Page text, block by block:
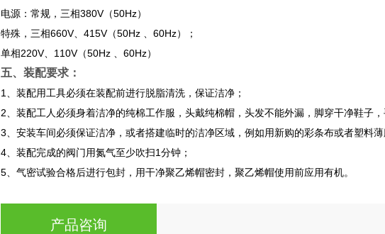
电源：常规，三相380V（50Hz）
特殊，三相660V、415V（50Hz 、60Hz）；
单相220V、110V（50Hz 、60Hz）
五、装配要求：
1、装配用工具必须在装配前进行脱脂清洗，保证洁净；
2、装配工人必须身着洁净的纯棉工作服，头戴纯棉帽，头发不能外漏，脚穿干净鞋子，
3、安装车间必须保证洁净，或者搭建临时的洁净区域，例如用新购的彩条布或者塑料
4、装配完成的阀门用氮气至少吹扫1分钟；
5、气密试验合格后进行包封，用干净聚乙烯帽密封，聚乙烯帽使用前应用有机。
产品咨询